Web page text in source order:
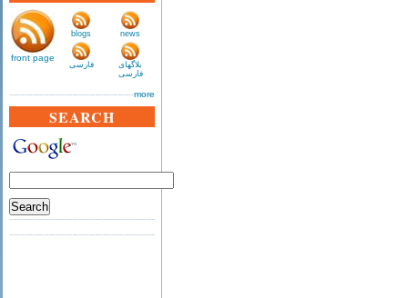
front page
blogs news
فارسی
بلاگهای
فارسی
more
SEARCH